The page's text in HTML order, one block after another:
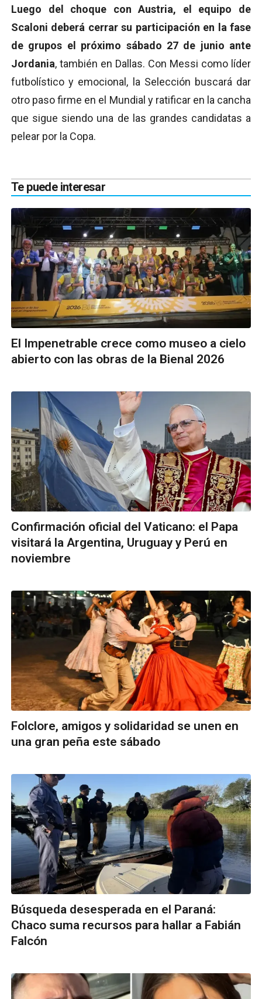
Luego del choque con Austria, el equipo de
Scaloni deberá cerrar su participación en la fase
de grupos el próximo sábado 27 de junio ante
Jordania, también en Dallas. Con Messi como líder
futbolístico y emocional, la Selección buscará dar
otro paso firme en el Mundial y ratificar en la cancha
que sigue siendo una de las grandes candidatas a
pelear por la Copa.
Te puede interesar
El Impenetrable crece como museo a cielo
abierto con las obras de la Bienal 2026
Confirmación oficial del Vaticano: el Papa
visitará la Argentina, Uruguay y Perú en
noviembre
Folclore, amigos y solidaridad se unen en
una gran peña este sábado
Búsqueda desesperada en el Paraná:
Chaco suma recursos para hallar a Fabián
Falcón